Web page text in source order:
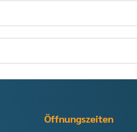
Öffnungszeiten